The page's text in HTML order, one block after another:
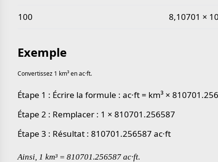
100 8,10701 ×
Exemple
Convertissez 1 km³ en ac·ft.
Étape 1 : Écrire la formule : ac·ft = km³ ×
Étape 2 : Remplacer : 1 × 810701.256587
Étape 3 : Résultat : 810701.256587 ac·ft
Ainsi, 1 km³ = 810701.256587 ac·ft.